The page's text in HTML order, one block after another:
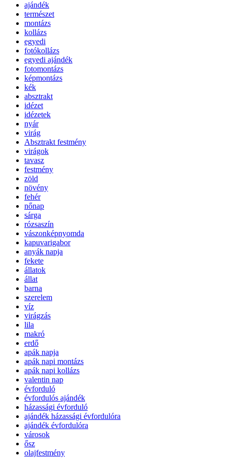
ajándék
természet
montázs
kollázs
egyedi
fotókollázs
egyedi ajándék
fotomontázs
képmontázs
kék
absztrakt
idézet
idézetek
nyár
virág
Absztrakt festmény
virágok
tavasz
festmény
zöld
növény
fehér
nőnap
sárga
rózsaszín
vászonképnyomda
kapuvarigabor
anyák napja
fekete
állatok
állat
barna
szerelem
víz
virágzás
lila
makró
erdő
apák napja
apák napi montázs
apák napi kollázs
valentin nap
évforduló
évfordulós ajándék
házassági évforduló
ajándék házassági évfordulóra
ajándék évfordulóra
városok
ősz
olajfestmény